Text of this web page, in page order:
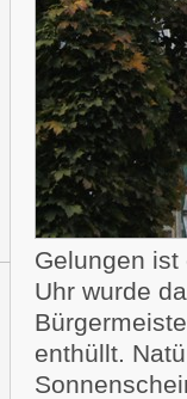
Gelungen
Uhr wurde
enthüllt.